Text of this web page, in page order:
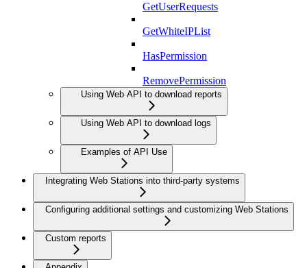
GetUserRequests
GetWhiteIPList
HasPermission
RemovePermission
Using Web API to download reports
Using Web API to download logs
Examples of API Use
Integrating Web Stations into third-party systems
Configuring additional settings and customizing Web Stations
Custom reports